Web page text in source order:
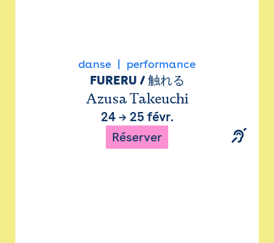
danse performance
FURERU / 触れる
Azusa Takeuchi
24→ 25 févr.
Réserver